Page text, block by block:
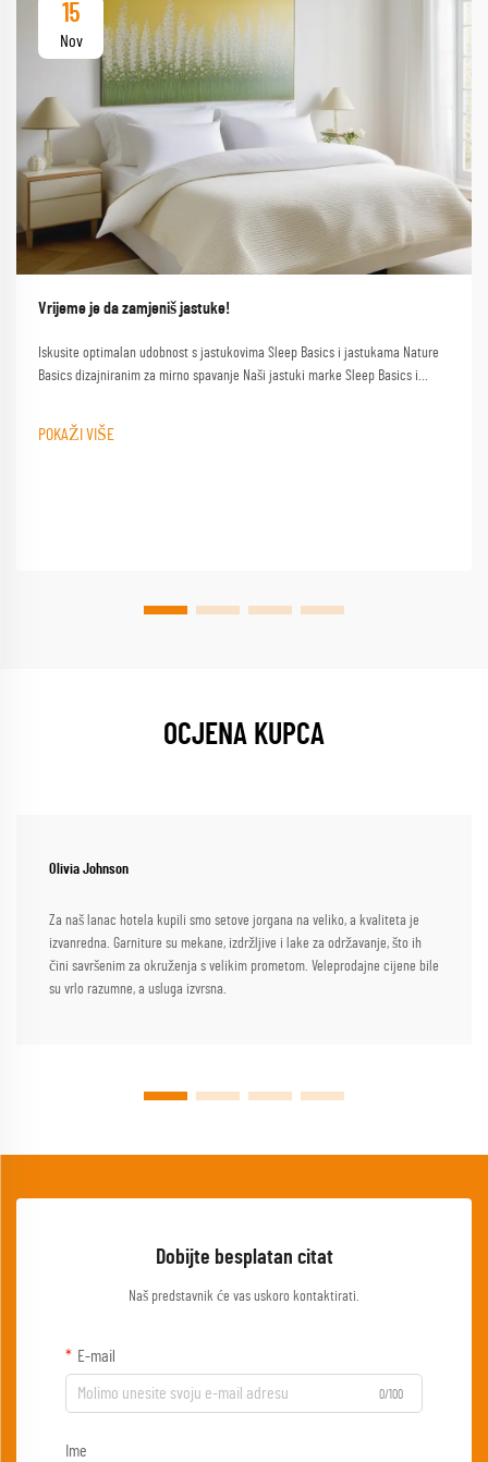
15
Nov
Vrijeme je da zamjeniš jastuke!
Iskusite optimalan udobnost s jastukovima Sleep Basics i jastukama Nature
Basics dizajniranim za mirno spavanje Naši jastuki marke Sleep Basics i
POKAŽI VIŠE
OCJENA KUPCA
Olivia Johnson
Za naš lanac hotela kupili smo setove jorgana na veliko, a kvaliteta je
izvanredna. Garniture su mekane, izdržljive i lake za održavanje, što ih
čini savršenim za okruženja s velikim prometom. Veleprodajne cijene bile
su vrlo razumne, a usluga izvrsna.
Dobijte besplatan citat
Naš predstavnik će vas uskoro kontaktirati.
E-mail
0/100
Ime